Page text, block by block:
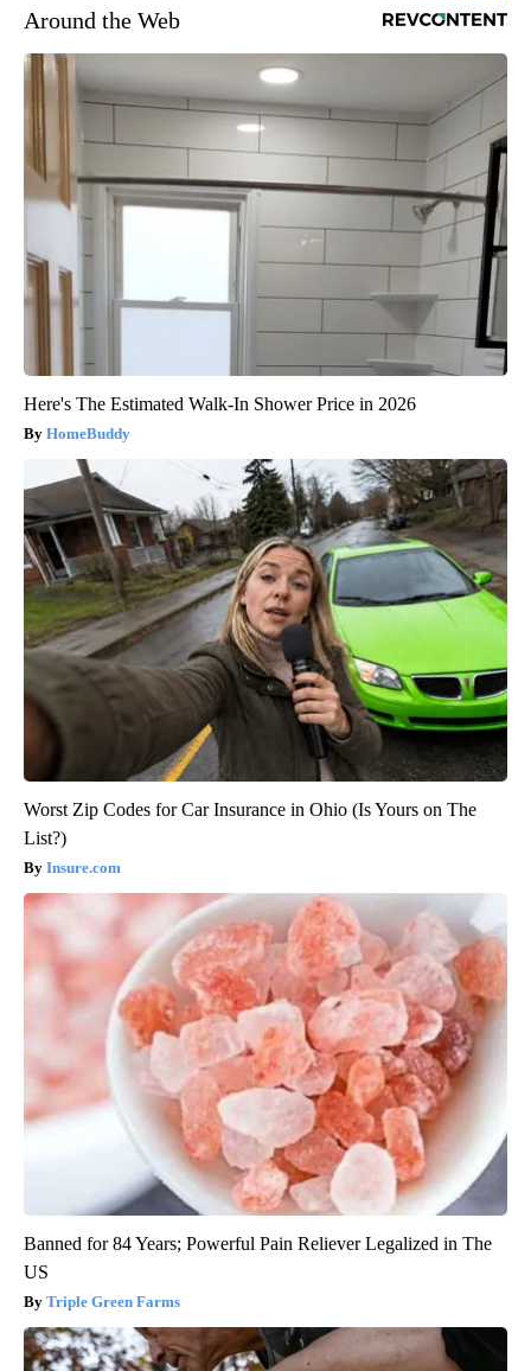
Around the Web
Here's The Estimated Walk-In Shower Price in 2026
HomeBuddy
Worst Zip Codes for Car Insurance in Ohio (Is Yours on The
List?)
Insure.com
Banned for 84 Years; Powerful Pain Reliever Legalized in The
US
Triple Green Farms